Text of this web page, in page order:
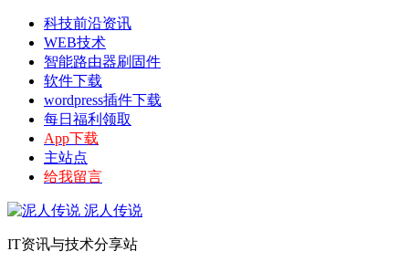
科技前沿资讯
WEB技术
智能路由器刷固件
软件下载
wordpress插件下载
每日福利领取
App下载
主站点
给我留言
泥人传说
IT资讯与技术分享站